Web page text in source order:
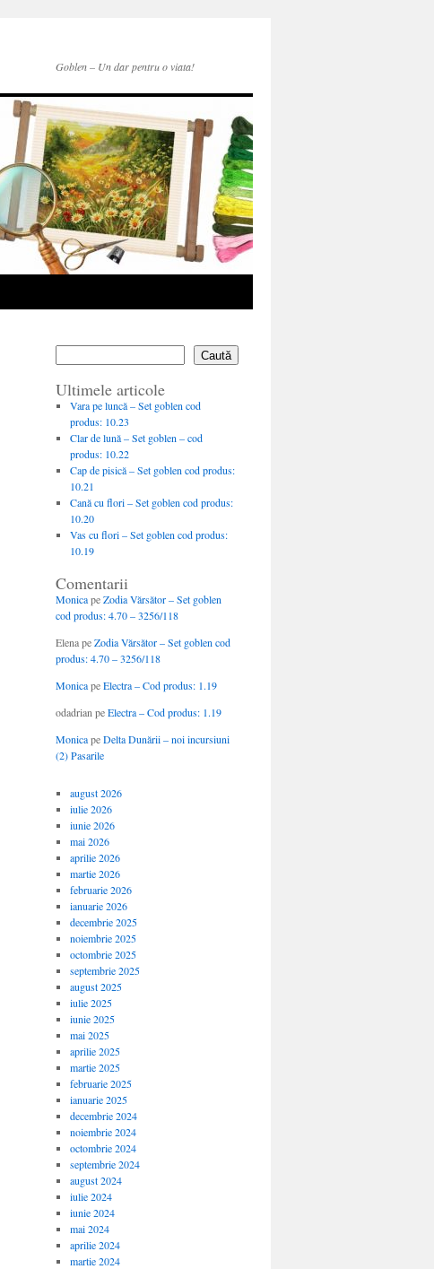
Goblen – Un dar pentru o viata!
Caută
Ultimele articole
Vara pe luncă – Set goblen cod
produs: 10.23
Clar de lună – Set goblen – cod
produs: 10.22
Cap de pisică – Set goblen cod produs:
10.21
Cană cu flori – Set goblen cod produs:
10.20
Vas cu flori – Set goblen cod produs:
10.19
Comentarii
MonicapeZodia Vărsător – Set goblen
cod produs: 4.70 – 3256/118
ElenapeZodia Vărsător – Set goblen cod
produs: 4.70 – 3256/118
MonicapeElectra – Cod produs: 1.19
odadrian peElectra – Cod produs: 1.19
MonicapeDelta Dunării – noi incursiuni
(2) Pasarile
august 2026
iulie 2026
iunie 2026
mai 2026
aprilie 2026
martie 2026
februarie 2026
ianuarie 2026
decembrie 2025
noiembrie 2025
octombrie 2025
septembrie 2025
august 2025
iulie 2025
iunie 2025
mai 2025
aprilie 2025
martie 2025
februarie 2025
ianuarie 2025
decembrie 2024
noiembrie 2024
octombrie 2024
septembrie 2024
august 2024
iulie 2024
iunie 2024
mai 2024
aprilie 2024
martie 2024